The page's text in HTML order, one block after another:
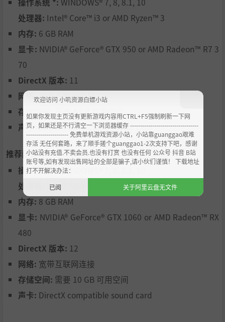
处理器: Intel® Core™ i3 or AMD Ryzen™ 3
内存: 6 GB RAM
显卡: NVIDIA® GeForce® GTX 950 or AMD Radeon™ R7 3
70
DirectX 版本: 11
网络:宽带互联网连接
存储空间:需要 8 GB 可用空间
声卡: DirectX compatible sound card
推荐配置:
操作系统 *:WINDOWS® 7, 8, 8.1, 10
处理器:
Intel® Core™ i5 or AMD Ryzen™ 5
内存: 8 GB RAM
显卡: NVIDIA® GeForce® GTX 1060 or AMD Radeon™ RX
480
DirectX 版本: 12
网络: 宽带互联网连接
存储空间: 需要 10 GB 可用空间
声卡: DirectX compatible sound card
欢迎访问 小叽资源白嫖小站
如果你发现主页没有更新游戏内容用CTRL+F5强制刷新一下网
页，如果还是不行清空一下浏览器缓存 ----------------------------------
--------------------- 免费单机游戏资源小站，小站靠guanggao艰难
存活 无任何套路，来了顺手搓个guanggao1-2次支持下吧，感谢
小站没有充值.不卖会员.也没有打赏 也没有任何 公众号 抖音 B站
账号等,如有发现出售网址的全部是骗子,请小伙们谨慎！ 下载地址
打不开解决办法：
已阅
关于阿里云盘无文件